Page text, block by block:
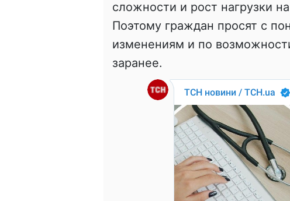
сложности и рост нагрузки
Поэтому граждан просят с
изменениям и по
заранее.